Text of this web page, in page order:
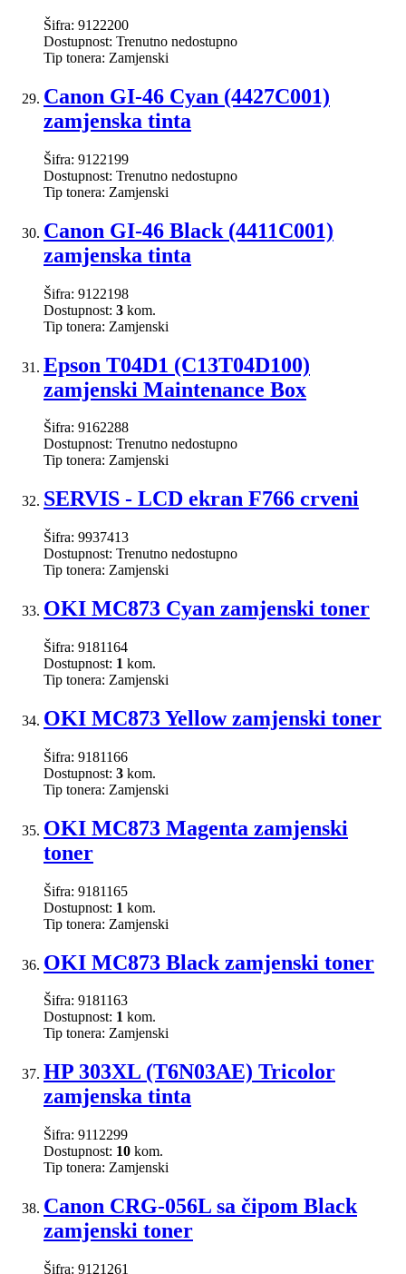
Šifra: 9122200
Dostupnost: Trenutno nedostupno
Tip tonera: Zamjenski
Canon GI-46 Cyan (4427C001)
zamjenska tinta
Šifra: 9122199
Dostupnost: Trenutno nedostupno
Tip tonera: Zamjenski
Canon GI-46 Black (4411C001)
zamjenska tinta
Šifra: 9122198
Dostupnost: 3 kom.
Tip tonera: Zamjenski
Epson T04D1 (C13T04D100)
zamjenski Maintenance Box
Šifra: 9162288
Dostupnost: Trenutno nedostupno
Tip tonera: Zamjenski
SERVIS - LCD ekran F766 crveni
Šifra: 9937413
Dostupnost: Trenutno nedostupno
Tip tonera: Zamjenski
OKI MC873 Cyan zamjenski toner
Šifra: 9181164
Dostupnost: 1 kom.
Tip tonera: Zamjenski
OKI MC873 Yellow zamjenski toner
Šifra: 9181166
Dostupnost: 3 kom.
Tip tonera: Zamjenski
OKI MC873 Magenta zamjenski
toner
Šifra: 9181165
Dostupnost: 1 kom.
Tip tonera: Zamjenski
OKI MC873 Black zamjenski toner
Šifra: 9181163
Dostupnost: 1 kom.
Tip tonera: Zamjenski
HP 303XL (T6N03AE) Tricolor
zamjenska tinta
Šifra: 9112299
Dostupnost: 10 kom.
Tip tonera: Zamjenski
Canon CRG-056L sa čipom Black
zamjenski toner
Šifra: 9121261